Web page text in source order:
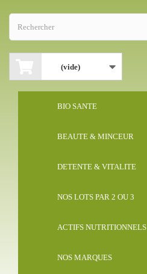
(vide)
BIO SANTE
BEAUTE & MINCEUR
DETENTE & VITALITE
NOS LOTS PAR 2 OU 3
ACTIFS NUTRITIONNELS
NOS MARQUES